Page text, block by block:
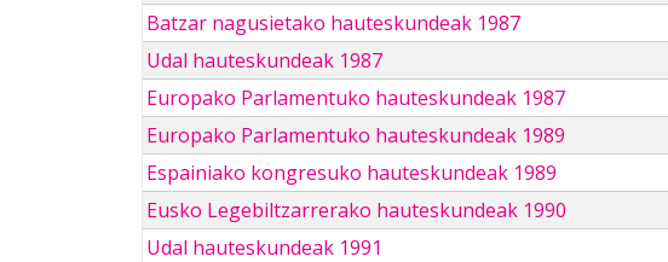
Batzar nagusietako hauteskundeak 1987
Udal hauteskundeak 1987
Europako Parlamentuko hauteskundeak 1987
Europako Parlamentuko hauteskundeak 1989
Espainiako kongresuko hauteskundeak 1989
Eusko Legebiltzarrerako hauteskundeak 1990
Udal hauteskundeak 1991